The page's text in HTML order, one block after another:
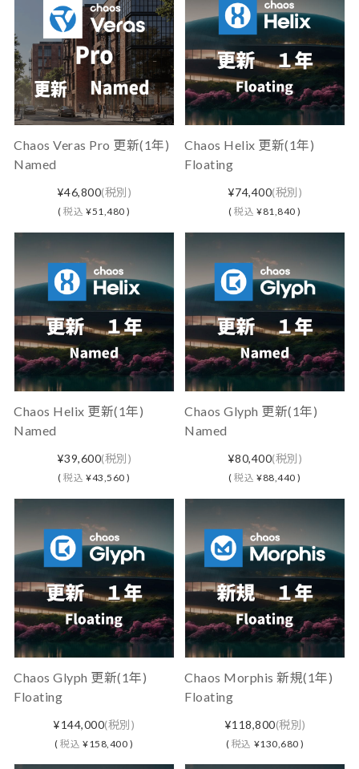
Chaos Veras Pro 更新(1年)
Named
¥46,800(税別)
(税込 ¥51,480 )
Chaos Helix 更新(1年)
Floating
¥74,400(税別)
(税込 ¥81,840 )
Chaos Helix 更新(1年)
Named
¥39,600(税別)
(税込 ¥43,560 )
Chaos Glyph 更新(1年)
Named
¥80,400(税別)
(税込 ¥88,440 )
Chaos Glyph 更新(1年)
Floating
¥144,000(税別)
(税込 ¥158,400 )
Chaos Morphis 新規(1年)
Floating
¥118,800(税別)
( 税込 ¥130,680 )